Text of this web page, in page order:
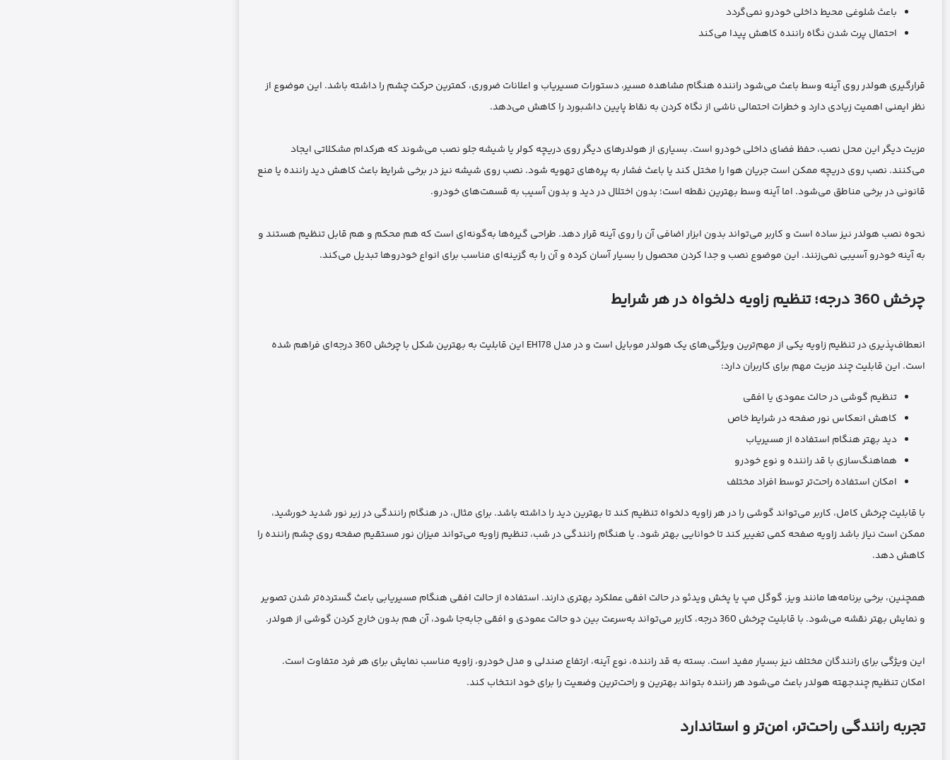
باعث شلوغی محیط داخلی خودرو نمی‌گردد
احتمال پرت شدن نگاه راننده کاهش پیدا می‌کند
قرارگیری هولدر روی آینه وسط باعث می‌شود راننده هنگام مشاهده مسیر، دستورات مسیریاب و اعلانات ضروری، کمترین حرکت چشم را داشته باشد. این موضوع از
نظر ایمنی اهمیت زیادی دارد و خطرات احتمالی ناشی از نگاه کردن به نقاط پایین داشبورد را کاهش می‌دهد.
مزیت دیگر این محل نصب، حفظ فضای داخلی خودرو است. بسیاری از هولدرهای دیگر روی دریچه کولر یا شیشه جلو نصب می‌شوند که هرکدام مشکلاتی ایجاد
می‌کنند. نصب روی دریچه ممکن است جریان هوا را مختل کند یا باعث فشار به پره‌های تهویه شود. نصب روی شیشه نیز در برخی شرایط باعث کاهش دید راننده یا منع
قانونی در برخی مناطق می‌شود. اما آینه وسط بهترین نقطه است؛ بدون اختلال در دید و بدون آسیب به قسمت‌های خودرو.
نحوه نصب هولدر نیز ساده است و کاربر می‌تواند بدون ابزار اضافی آن را روی آینه قرار دهد. طراحی گیره‌ها به‌گونه‌ای است که هم محکم و هم قابل تنظیم هستند و
به آینه خودرو آسیبی نمی‌زنند. این موضوع نصب و جدا کردن محصول را بسیار آسان کرده و آن را به گزینه‌ای مناسب برای انواع خودروها تبدیل می‌کند.
چرخش 360 درجه؛ تنظیم زاویه دلخواه در هر شرایط
انعطاف‌پذیری در تنظیم زاویه یکی از مهم‌ترین ویژگی‌های یک هولدر موبایل است و در مدل EH178 این قابلیت به بهترین شکل با چرخش 360 درجه‌ای فراهم شده
است. این قابلیت چند مزیت مهم برای کاربران دارد:
تنظیم گوشی در حالت عمودی یا افقی
کاهش انعکاس نور صفحه در شرایط خاص
دید بهتر هنگام استفاده از مسیریاب
هماهنگ‌سازی با قد راننده و نوع خودرو
امکان استفاده راحت‌تر توسط افراد مختلف
با قابلیت چرخش کامل، کاربر می‌تواند گوشی را در هر زاویه دلخواه تنظیم کند تا بهترین دید را داشته باشد. برای مثال، در هنگام رانندگی در زیر نور شدید خورشید،
ممکن است نیاز باشد زاویه صفحه کمی تغییر کند تا خوانایی بهتر شود. یا هنگام رانندگی در شب، تنظیم زاویه می‌تواند میزان نور مستقیم صفحه روی چشم راننده را
کاهش دهد.
همچنین، برخی برنامه‌ها مانند ویز، گوگل مپ یا پخش ویدئو در حالت افقی عملکرد بهتری دارند. استفاده از حالت افقی هنگام مسیریابی باعث گسترده‌تر شدن تصویر
و نمایش بهتر نقشه می‌شود. با قابلیت چرخش 360 درجه، کاربر می‌تواند به‌سرعت بین دو حالت عمودی و افقی جابه‌جا شود، آن هم بدون خارج کردن گوشی از هولدر.
این ویژگی برای رانندگان مختلف نیز بسیار مفید است. بسته به قد راننده، نوع آینه، ارتفاع صندلی و مدل خودرو، زاویه مناسب نمایش برای هر فرد متفاوت است.
امکان تنظیم چندجهته هولدر باعث می‌شود هر راننده بتواند بهترین و راحت‌ترین وضعیت را برای خود انتخاب کند.
تجربه رانندگی راحت‌تر، امن‌تر و استاندارد